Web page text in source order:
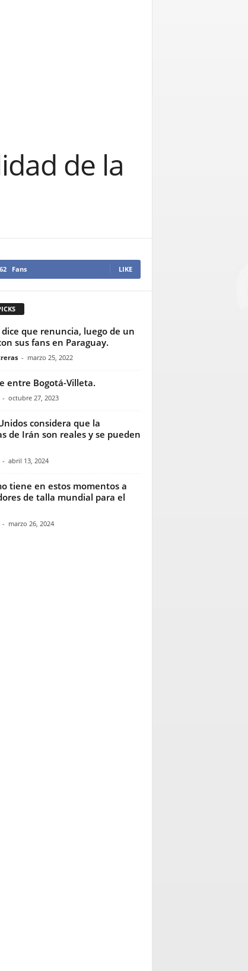
de la
Fans LIKE
dice que renuncia, luego de un
sus fans en Paraguay.
- marzo 25, 2022
entre Bogotá-Villeta.
- octubre 27, 2023
considera que la
de Irán son reales y se pueden
- abril 13, 2024
tiene en estos momentos a
de talla mundial para el
- marzo 26, 2024